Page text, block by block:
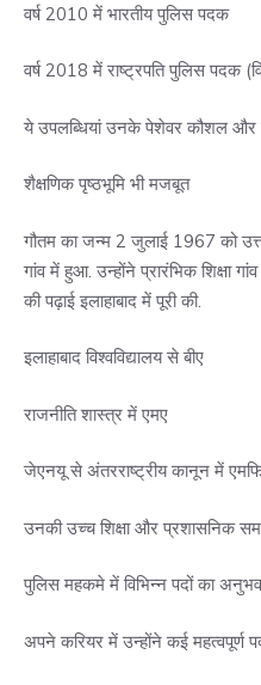
वर्ष 2010 में भारतीय पुलिस पदक
वर्ष 2018 में राष्ट्रपति पुलिस पदक
ये उपलब्धियां उनके पेशेवर कौशल और
शैक्षणिक पृष्ठभूमि भी मजबूत
गौतम का जन्म 2 जुलाई 1967 को
गांव में हुआ. उन्होंने प्रारंभिक शिक्षा
की पढ़ाई इलाहाबाद में पूरी की.
इलाहाबाद विश्वविद्यालय से बीए
राजनीति शास्त्र में एमए
जेएनयू से अंतरराष्ट्रीय कानून में
उनकी उच्च शिक्षा और प्रशासनिक
पुलिस महकमे में विभिन्न पदों का अनुभव
अपने करियर में उन्होंने कई महत्वपूर्ण